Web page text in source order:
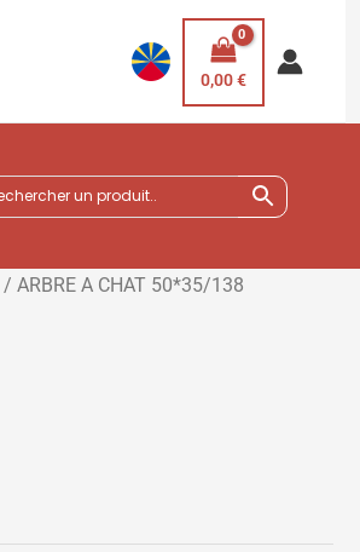
0,00€
/ ARBRE A CHAT 50*35/138